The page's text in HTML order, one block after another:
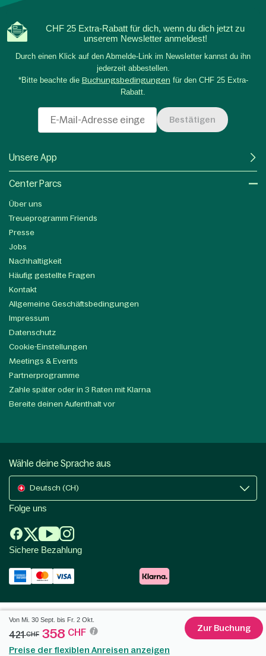
Von Mi. 30 Sept. bis Fr. 2 Okt.
421CHF 358 CHF
Preise der flexiblen Anreisen anzeigen
Zur Buchung
CHF 25 Extra-Rabatt für dich, wenn du dich jetzt zu
unserem Newsletter anmeldest!
Durch einen Klick auf den Abmelde-Link im Newsletter kannst du ihn
jederzeit abbestellen.
*Bitte beachte die Buchungsbedingungen für den CHF 25 Extra-
Rabatt.
Bestätigen
Unsere App
Center Parcs
Über uns
Treueprogramm Friends
Presse
Jobs
Nachhaltigkeit
Häufig gestellte Fragen
Kontakt
Allgemeine Geschäftsbedingungen
Impressum
Datenschutz
Cookie-Einstellungen
Meetings & Events
Partnerprogramme
Zahle später oder in 3 Raten mit Klarna
Bereite deinen Aufenthalt vor
Wähle deine Sprache aus
Deutsch (CH)
Folge uns
Sichere Bezahlung